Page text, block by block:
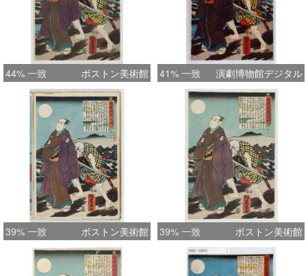
44% 一致 ボストン美術館 41% 一致 演劇博物館デジタル
39% 一致 ボストン美術館 39% 一致 ボストン美術館